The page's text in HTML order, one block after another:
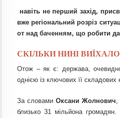
навіть не перший захід,
вже регіональний розріз
от над баченням, що робити
СКІЛЬКИ НИНІ ВИЇХАЛО
Отож – як є: держава,
однією із ключових її
За словами Оксани Жолнович
близько 31 мільйона громадян.